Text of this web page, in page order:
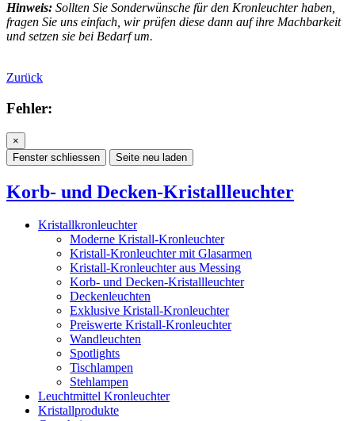
Hinweis: Sollten Sie Sonderwünsche für den Kronleuchter haben,
fragen Sie uns einfach, wir prüfen diese dann auf ihre Machbarkeit
und setzen sie bei Bedarf um.
Zurück
Fehler:
×
Fenster schliessen
Seite neu laden
Korb- und Decken-Kristallleuchter
Kristallkronleuchter
Moderne Kristall-Kronleuchter
Kristall-Kronleuchter mit Glasarmen
Kristall-Kronleuchter aus Messing
Korb- und Decken-Kristallleuchter
Deckenleuchten
Exklusive Kristall-Kronleuchter
Preiswerte Kristall-Kronleuchter
Wandleuchten
Spotlights
Tischlampen
Stehlampen
Leuchtmittel Kronleuchter
Kristallprodukte